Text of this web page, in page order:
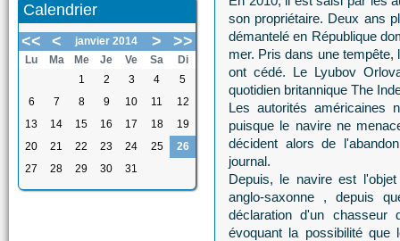
Calendrier
<<
< janvier 2014 > >>
Lu Ma Me Je Ve Sa
Di
1
2 3 4
5
6
7 8 9 10 11
12
13
14 15 16 17 18
19
20
21 22 23 24 25
26
27
28 29 30 31
son propriétaire. Deux ans
démantelé en République
mer. Pris dans une tempête,
ont cédé. Le Lyubov
quotidien britannique The
Les autorités américaines
puisque le navire ne
décident alors de
journal.
Depuis, le navire est
anglo-saxonne , depuis
déclaration d'un chasseur
évoquant la possibilité